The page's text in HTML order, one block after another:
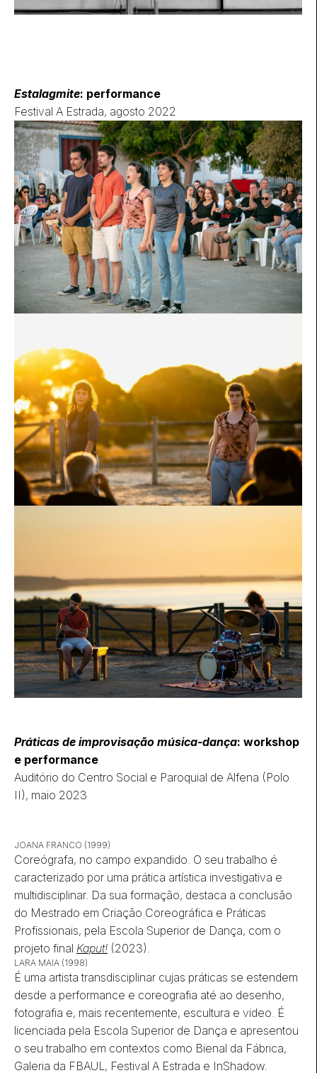
Estalagmite: performance
Festival A Estrada, agosto 2022
Práticas de improvisação música-dança: workshop
e performance
Auditório do Centro Social e Paroquial de Alfena (Polo
II), maio 2023
JOANA FRANCO (1999)
Coreógrafa, no campo expandido. O seu trabalho é
caracterizado por uma prática artística investigativa e
multidisciplinar. Da sua formação, destaca a conclusão
do Mestrado em Criação Coreográfica e Práticas
Profissionais, pela Escola Superior de Dança, com o
projeto final Kaput! (2023).
LARA MAIA (1998)
É uma artista transdisciplinar cujas práticas se estendem
desde a performance e coreografia até ao desenho,
fotografia e, mais recentemente, escultura e video. É
licenciada pela Escola Superior de Dança e apresentou
o seu trabalho em contextos como Bienal da Fábrica,
Galeria da FBAUL, Festival A Estrada e InShadow.